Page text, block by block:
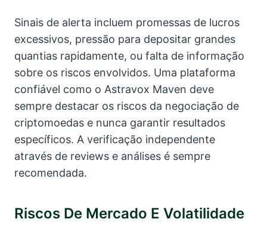
Sinais de alerta incluem promessas de lucros
excessivos, pressão para depositar grandes
quantias rapidamente, ou falta de informação
sobre os riscos envolvidos. Uma plataforma
confiável como o Astravox Maven deve
sempre destacar os riscos da negociação de
criptomoedas e nunca garantir resultados
específicos. A verificação independente
através de reviews e análises é sempre
recomendada.
Riscos De Mercado E Volatilidade